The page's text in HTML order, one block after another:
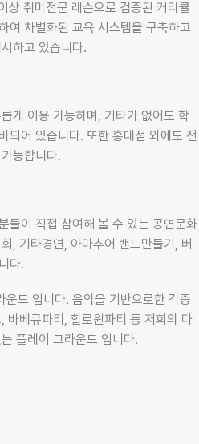
상 취미전문 레슨으로 검증된 커리큘
여 차별화된 교육 시스템을 구축하고
하고 있습니다.
게 이용 가능하며, 기타가 없어도 학
되어 있습니다. 또한 홍대점 외에도 전
능합니다.
들이 직접 참여해 볼 수 있는 공연문화
, 기타경연, 아마추어 밴드만들기, 버
다.
운드 입니다. 음악을 기반으로한 각종
바베큐파티, 할로윈파티 등 저희의 다
플레이 그라운드 입니다.